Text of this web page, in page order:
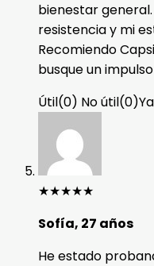
bienestar
resistencia y mi
Recomiendo
busque un
Útil(0) No útil(0)
★★★★★
Sofía, 27 años
He estado